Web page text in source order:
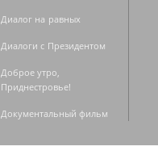
Диалог на равных
Диалоги с Президентом
Доброе утро,
Приднестровье!
Документальный фильм